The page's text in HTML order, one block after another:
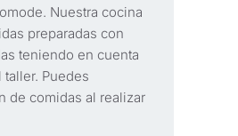
Nuestra cocina
preparadas con
teniendo en cuenta
Puedes
de comidas al realizar